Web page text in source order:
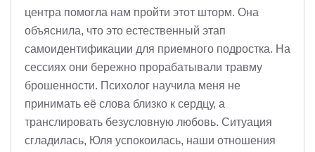
центра помогла нам пройти этот шторм. Она
объяснила, что это естественный этап
самоидентификации для приемного подростка. На
сессиях они бережно прорабатывали травму
брошенности. Психолог научила меня не
принимать её слова близко к сердцу, а
транслировать безусловную любовь. Ситуация
сгладилась, Юля успокоилась, наши отношения